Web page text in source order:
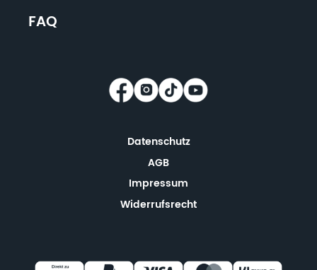
FAQ
Datenschutz
AGB
Impressum
Widerrufsrecht